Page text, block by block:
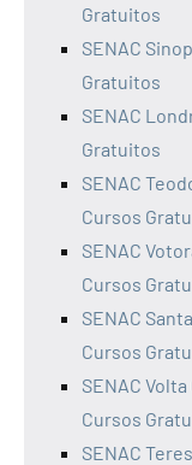
Gratuitos
SENAC
Gratuitos
SENAC
Gratuitos
SENAC
Cursos
SENAC
Cursos
SENAC
Cursos
SENAC
Cursos
SENAC